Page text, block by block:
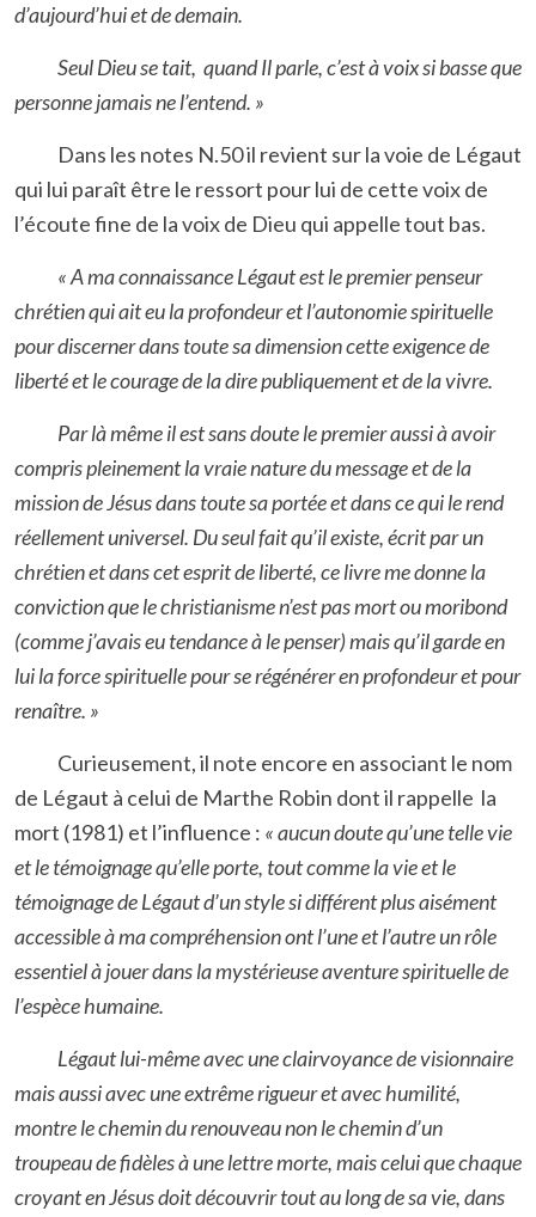
d’aujourd’hui et de demain.
Seul Dieu se tait, quand Il parle, c’est à voix si basse que
personne jamais ne l’entend. »
Dans les notes N.50 il revient sur la voie de Légaut
qui lui paraît être le ressort pour lui de cette voix de
l’écoute fine de la voix de Dieu qui appelle tout bas.
« A ma connaissance Légaut est le premier penseur
chrétien qui ait eu la profondeur et l’autonomie spirituelle
pour discerner dans toute sa dimension cette exigence de
liberté et le courage de la dire publiquement et de la vivre.
Par là même il est sans doute le premier aussi à avoir
compris pleinement la vraie nature du message et de la
mission de Jésus dans toute sa portée et dans ce qui le rend
réellement universel. Du seul fait qu’il existe, écrit par un
chrétien et dans cet esprit de liberté, ce livre me donne la
conviction que le christianisme n’est pas mort ou moribond
(comme j’avais eu tendance à le penser) mais qu’il garde en
lui la force spirituelle pour se régénérer en profondeur et pour
renaître. »
Curieusement, il note encore en associant le nom
de Légaut à celui de Marthe Robin dont il rappelle la
mort (1981) et l’influence : « aucun doute qu’une telle vie
et le témoignage qu’elle porte, tout comme la vie et le
témoignage de Légaut d’un style si différent plus aisément
accessible à ma compréhension ont l’une et l’autre un rôle
essentiel à jouer dans la mystérieuse aventure spirituelle de
l’espèce humaine.
Légaut lui-même avec une clairvoyance de visionnaire
mais aussi avec une extrême rigueur et avec humilité,
montre le chemin du renouveau non le chemin d’un
troupeau de fidèles à une lettre morte, mais celui que chaque
croyant en Jésus doit découvrir tout au long de sa vie, dans